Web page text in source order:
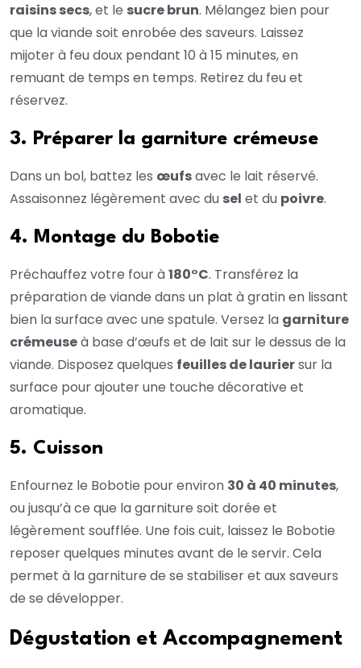
raisins secs, et le sucre brun. Mélangez bien pour
que la viande soit enrobée des saveurs. Laissez
mijoter à feu doux pendant 10 à 15 minutes, en
remuant de temps en temps. Retirez du feu et
réservez.
3. Préparer la garniture crémeuse
Dans un bol, battez les œufsavec le lait réservé.
Assaisonnez légèrement avec du sel et du poivre.
4. Montage du Bobotie
Préchauffez votre four à180°C. Transférez la
préparation de viande dans un plat à gratin en lissant
bien la surface avec une spatule. Versez la garniture
crémeuseà base d’œufs et de lait sur le dessus de la
viande. Disposez quelques feuilles de lauriersur la
surface pour ajouter une touche décorative et
aromatique.
5. Cuisson
Enfournez le Bobotie pour environ 30 à 40 minutes,
ou jusqu’à ce que la garniture soit dorée et
légèrement soufflée. Une fois cuit, laissez le Bobotie
reposer quelques minutes avant de le servir. Cela
permet à la garniture de se stabiliser et aux saveurs
de se développer.
Dégustation et Accompagnement